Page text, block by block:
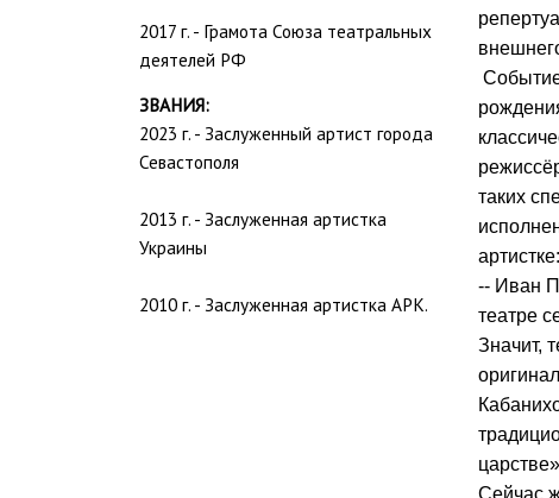
2017 г. - Грамота Союза театральных
деятелей РФ
ЗВАНИЯ:
2023 г. - Заслуженный артист города
Севастополя
2013 г. - Заслуженная артистка
Украины
2010 г. - Заслуженная артистка АРК.
таких
артистке:
-- Иван
театре
Значит,
Сейчас